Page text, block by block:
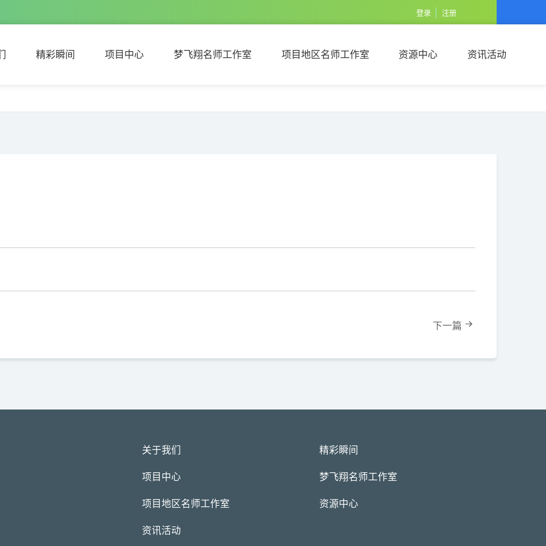
登录 注册
精彩瞬间 项目中心 梦飞翔名师工作室 项目地区名师工作室 资源中心 资讯活动
下一篇
关于我们 精彩瞬间
项目中心 梦飞翔名师工作室
项目地区名师工作室 资源中心
资讯活动